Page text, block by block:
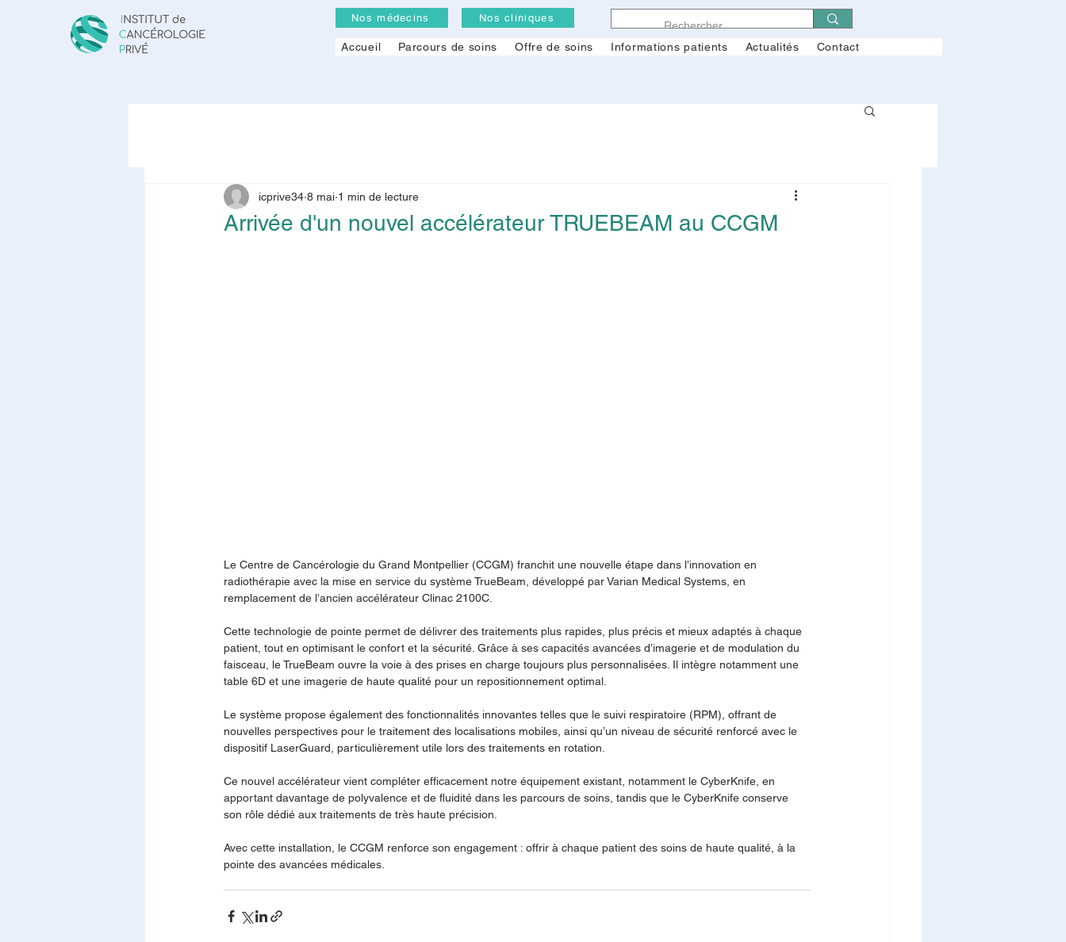
Nos médecins Nos cliniques
Accueil Parcours de soins Offre de soins Informations patients Actualités Contact
Arrivée d'un nouvel accélérateur TRUEBEAM au CCGM
icprive34 8 mai 1 min de lecture
Le Centre de Cancérologie du Grand Montpellier (CCGM) franchit une nouvelle étape dans l’innovation en
radiothérapie avec la mise en service du système TrueBeam, développé par Varian Medical Systems, en
remplacement de l’ancien accélérateur Clinac 2100C.
Cette technologie de pointe permet de délivrer des traitements plus rapides, plus précis et mieux adaptés à chaque
patient, tout en optimisant le confort et la sécurité. Grâce à ses capacités avancées d’imagerie et de modulation du
faisceau, le TrueBeam ouvre la voie à des prises en charge toujours plus personnalisées. Il intègre notamment une
table 6D et une imagerie de haute qualité pour un repositionnement optimal.
Le système propose également des fonctionnalités innovantes telles que le suivi respiratoire (RPM), offrant de
nouvelles perspectives pour le traitement des localisations mobiles, ainsi qu’un niveau de sécurité renforcé avec le
dispositif LaserGuard, particulièrement utile lors des traitements en rotation.
Ce nouvel accélérateur vient compléter efficacement notre équipement existant, notamment le CyberKnife, en
apportant davantage de polyvalence et de fluidité dans les parcours de soins, tandis que le CyberKnife conserve
son rôle dédié aux traitements de très haute précision.
Avec cette installation, le CCGM renforce son engagement : offrir à chaque patient des soins de haute qualité, à la
pointe des avancées médicales.